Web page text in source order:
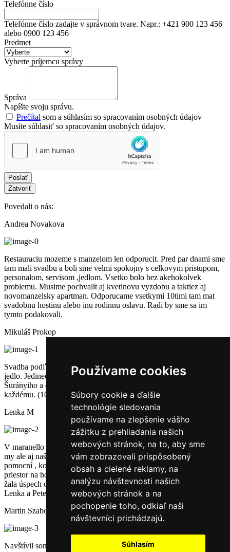
Používame cookies
Súbory cookie a ďalšie
technológie sledovania
používame na zlepšenie vášho
zážitku z prehliadania našich
webových stránok, na to, aby sme
vám zobrazovali prispôsobený
obsah a cielené reklamy, na
analýzu návštevnosti našich
webových stránok a na
pochopenie toho, odkiaľ naši
návštevníci prichádzajú.
Súhlasím
Telefónne číslo
Telefónne číslo zadajte v správnom tvare. Napr.: +421 900 123 456
alebo 0900 123 456
Predmet
Vyberte príjemcu správy
Správa
Napíšte svoju správu.
Prečítal som a súhlasím so spracovaním osobných údajov
Musíte súhlasiť so spracovaním osobných údajov.
Poslať
Zatvoriť
Povedali o nás:
Andrea Novakova
Restauraciu mozeme s manzelom len odporucit. Pred par dnami sme
tam mali svadbu a boli sme velmi spokojny s celkovym pristupom,
personalom, servisom ,jedlom. Vsetko bolo bez akehokolvek
problemu. Musime pochvalit aj kvetinovu vyzdobu a taktiez aj
novomanzelsky apartman. Odporucame vsetkymi 10timi tam mat
svadobnu hostinu alebo inu rodinnu oslavu. Radi by sme sa im
tymto podakovali.
Mikuláš Prokop
Svadba podľa predstáv, maximálna spokojnosť. Chutné kvalitné
jedlo. Jedinečný, bezproblémový a profesionálny prístup p.
Šurányiho a celého personálu, maximálna ochota. Odporúčame
každému. (10/10)
Lenka M
V maranello sme mali svadbu 15.4.2023 - cítili sme sa veľmi dobre
my ale aj naši hostia. Už od prvého stretnutia a komunikácie veľmi
pomocní , komunikatívny a ochotní prístup. Pekne prichystaný
priestor na hostinu , jedlo veľmi dobre musíme podotknúť sviečková
žala úspech od všetkých hostí . Určite sme si nemohli lepšie vybrať.
Lenka a Peter
Martin Szabo
Navštívil som reštauráciu Maranello. Boli sme na skoršej večeri,